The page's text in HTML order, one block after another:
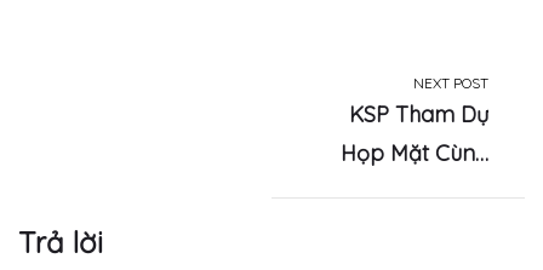
NEXT POST
KSP Tham Dự
Họp Mặt Cùng
Với Các Nước
Trả lời